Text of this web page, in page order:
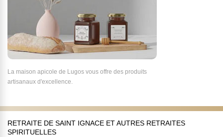
La maison apicole de Lugos vous offre des produits
artisanaux d'excellence.
RETRAITE DE SAINT IGNACE ET AUTRES RETRAITES
SPIRITUELLES